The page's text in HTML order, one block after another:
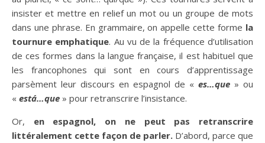
insister et mettre en relief un mot ou un groupe de mots
dans une phrase. En grammaire, on appelle cette forme la
tournure emphatique. Au vu de la fréquence d’utilisation
de ces formes dans la langue française, il est habituel que
les francophones qui sont en cours d’apprentissage
parsèment leur discours en espagnol de « es…que » ou
« está…que » pour retranscrire l’insistance.
Or, en espagnol, on ne peut pas retranscrire
littéralement cette façon de parler. D’abord, parce que